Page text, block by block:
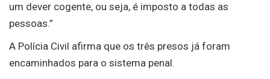
um dever cogente, ou seja, é imposto a todas as
pessoas.”
A Polícia Civil afirma que os três presos já foram
encaminhados para o sistema penal.